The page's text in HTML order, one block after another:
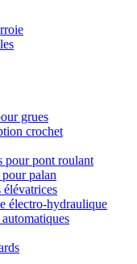
grues
crochet
pour pont roulant
palan
élévatrices
électro-hydraulique